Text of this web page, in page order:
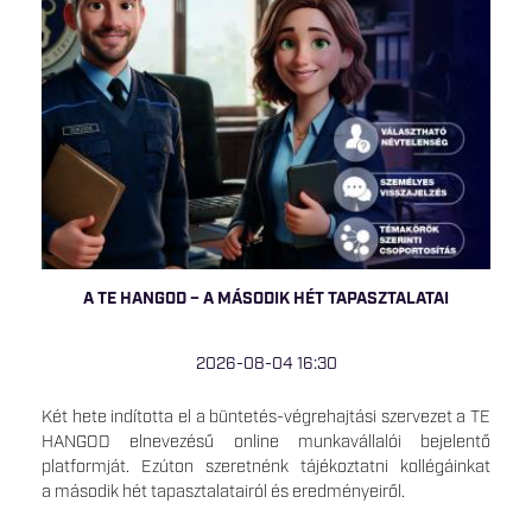
A TE HANGOD – A MÁSODIK HÉT TAPASZTALATAI
2026-08-04 16:30
Két hete indította el a büntetés-végrehajtási szervezet a TE
HANGOD elnevezésű online munkavállalói bejelentő
platformját. Ezúton szeretnénk tájékoztatni kollégáinkat
a második hét tapasztalatairól és eredményeiről.